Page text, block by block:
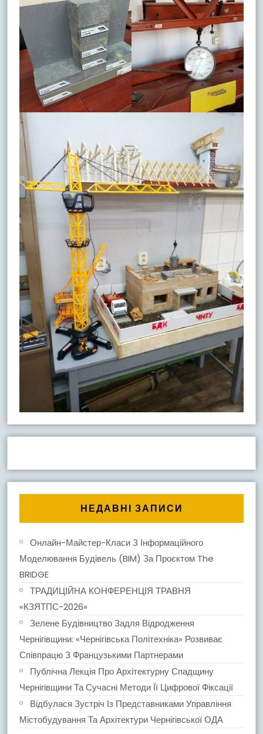
НЕДАВНІ ЗАПИСИ
Онлайн-Майстер-Класи З Інформаційного
Моделювання Будівель (BIM) За Проєктом The
BRIDGE
ТРАДИЦІЙНА КОНФЕРЕНЦІЯ ТРАВНЯ
«КЗЯТПС-2026»
Зелене Будівництво Задля Відродження
Чернігівщини: «Чернігівська Політехніка» Розвиває
Співпрацю З Французькими Партнерами
Публічна Лекція Про Архітектурну Спадщину
Чернігівщини Та Сучасні Методи Її Цифрової Фіксації
Відбулася Зустріч Із Представниками Управління
Містобудування Та Архітектури Чернігівської ОДА